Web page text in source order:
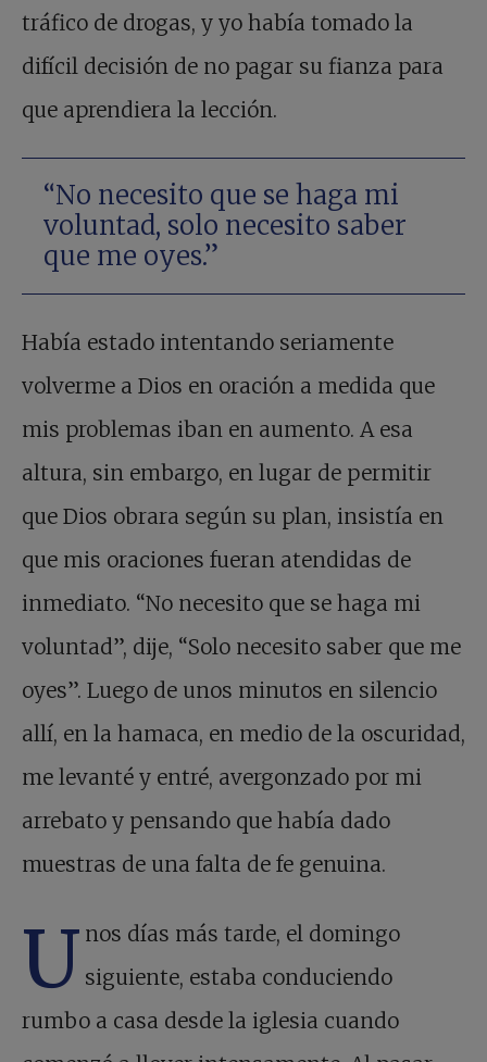
tráfico de drogas, y yo había tomado la
difícil decisión de no pagar su fianza para
que aprendiera la lección.
“No necesito que se haga mi
voluntad, solo necesito saber
que me oyes.”
Había estado intentando seriamente
volverme a Dios en oración a medida que
mis problemas iban en aumento. A esa
altura, sin embargo, en lugar de permitir
que Dios obrara según su plan, insistía en
que mis oraciones fueran atendidas de
inmediato. “No necesito que se haga mi
voluntad”, dije, “Solo necesito saber que me
oyes”. Luego de unos minutos en silencio
allí, en la hamaca, en medio de la oscuridad,
me levanté y entré, avergonzado por mi
arrebato y pensando que había dado
muestras de una falta de fe genuina.
U nos días más tarde, el domingo
siguiente, estaba conduciendo
rumbo a casa desde la iglesia cuando